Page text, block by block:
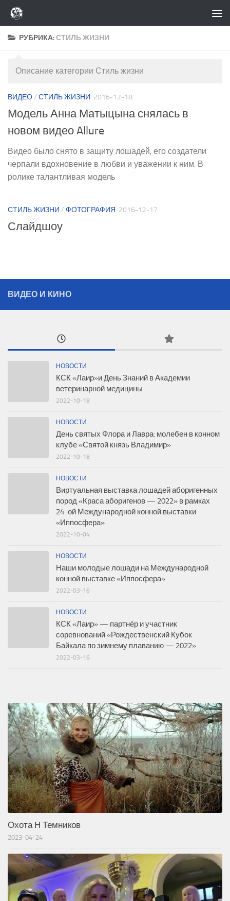
Перейти к содержимому
РУБРИКА:СТИЛЬ ЖИЗНИ
Описание категории Стиль жизни
ВИДЕО/ СТИЛЬ ЖИЗНИ 2016-12-18
Модель Анна Матыцына снялась в
новом видео Allure
Видео было снято в защиту лошадей, его создатели
черпали вдохновение в любви и уважении к ним. В
ролике талантливая модель
СТИЛЬ ЖИЗНИ / ФОТОГРАФИЯ 2016-12-17
Слайдшоу
ВИДЕО И КИНО
НОВОСТИ
КСК «Лаир»и День Знаний в Академии
ветеринарной медицины
2022-10-18
НОВОСТИ
День святых Флора и Лавра: молебен в конном
клубе «Святой князь Владимир»
2022-10-18
НОВОСТИ
Виртуальная выставка лошадей аборигенных
пород «Краса аборигенов — 2022» в рамках
24-ой Международной конной выставки
«Иппосфера»
2022-10-04
НОВОСТИ
Наши молодые лошади на Международной
конной выставке «Иппосфера»
2022-03-16
НОВОСТИ
КСК «Лаир» — партнёр и участник
соревнований «Рождественский Кубок
Байкала по зимнему плаванию — 2022»
2022-03-16
Охота Н Темников
2023-04-24